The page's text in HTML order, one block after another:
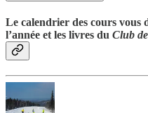
Le calendrier des cours vous
l’année et les livres du Club